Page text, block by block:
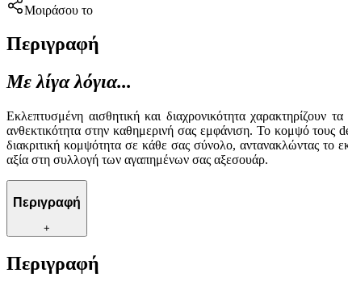
Μοιράσου το
Περιγραφή
Με λίγα λόγια...
Εκλεπτυσμένη αισθητική και διαχρονικότητα
ανθεκτικότητα στην καθημερινή σας εμφάνιση. Το κομψό τους
διακριτική κομψότητα σε κάθε σας σύνολο, αντανακλώντας το
αξία στη συλλογή των αγαπημένων σας αξεσουάρ.
Περιγραφή
+
Περιγραφή